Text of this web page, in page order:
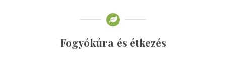
Fogyókúra és étkezés